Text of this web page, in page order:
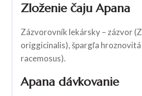
Zloženie čaju Apana
Zázvorovník lekársky – zázvor
origgicinalis), špargľa
racemosus).
Apana dávkovanie